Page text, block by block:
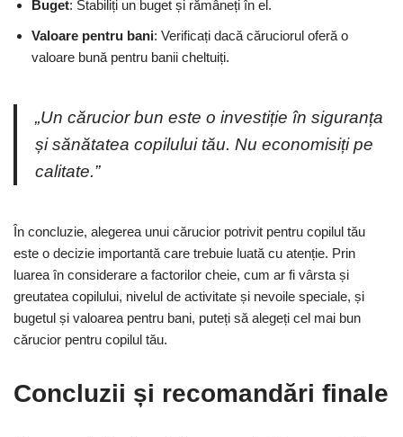
Buget: Stabiliți un buget și rămâneți în el.
Valoare pentru bani: Verificați dacă căruciorul oferă o
valoare bună pentru banii cheltuiți.
„Un cărucior bun este o investiție în siguranța
și sănătatea copilului tău. Nu economisiți pe
calitate.”
În concluzie, alegerea unui cărucior potrivit pentru copilul tău
este o decizie importantă care trebuie luată cu atenție. Prin
luarea în considerare a factorilor cheie, cum ar fi vârsta și
greutatea copilului, nivelul de activitate și nevoile speciale, și
bugetul și valoarea pentru bani, puteți să alegeți cel mai bun
cărucior pentru copilul tău.
Concluzii și recomandări finale